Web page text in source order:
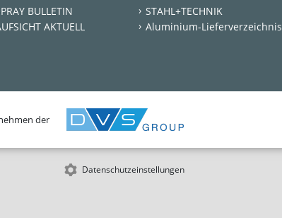
BULLETIN
AKTUELL
STAHL+TECHNIK
Aluminium-Lieferverzeichnis
der
Datenschutzeinstellungen